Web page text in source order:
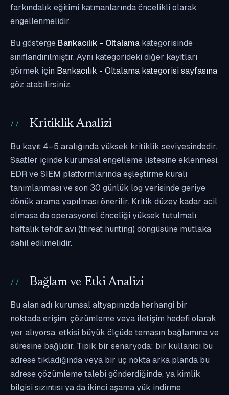
farkındalık eğitimi katmanlarında öncelikli olarak
engellenmelidir.
Bu gösterge Bankacılık - Oltalama kategorisinde
sınıflandırılmıştır. Aynı kategorideki diğer kayıtları
görmek için Bankacılık - Oltalama kategorisi sayfasına
göz atabilirsiniz.
Kritiklik Analizi
Bu kayıt 4–5 aralığında yüksek kritiklik seviyesindedir.
Saatler içinde kurumsal engelleme listesine eklenmesi,
EDR ve SIEM platformlarında eşleştirme kuralı
tanımlanması ve son 30 günlük log verisinde geriye
dönük arama yapılması önerilir. Kritik düzey kadar acil
olmasa da operasyonel önceliği yüksek tutulmalı,
haftalık tehdit avı (threat hunting) döngüsüne mutlaka
dahil edilmelidir.
Bağlam ve Etki Analizi
Bu alan adı kurumsal altyapınızda herhangi bir
noktada erişim, çözümleme veya iletişim hedefi olarak
yer alıyorsa, etkisi büyük ölçüde temasın bağlamına ve
süresine bağlıdır. Tipik bir senaryoda; bir kullanıcı bu
adrese tıkladığında veya bir uç nokta arka planda bu
adrese çözümleme talebi gönderdiğinde, ya kimlik
bilgisi sızıntısı ya da ikinci aşama yük indirme